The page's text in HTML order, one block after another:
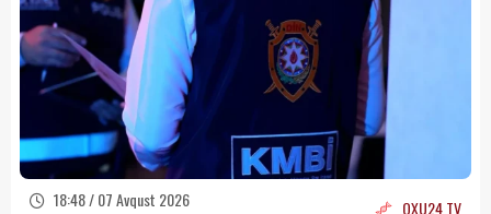
18:48 / 07 Avqust 2026 OXU24 TV